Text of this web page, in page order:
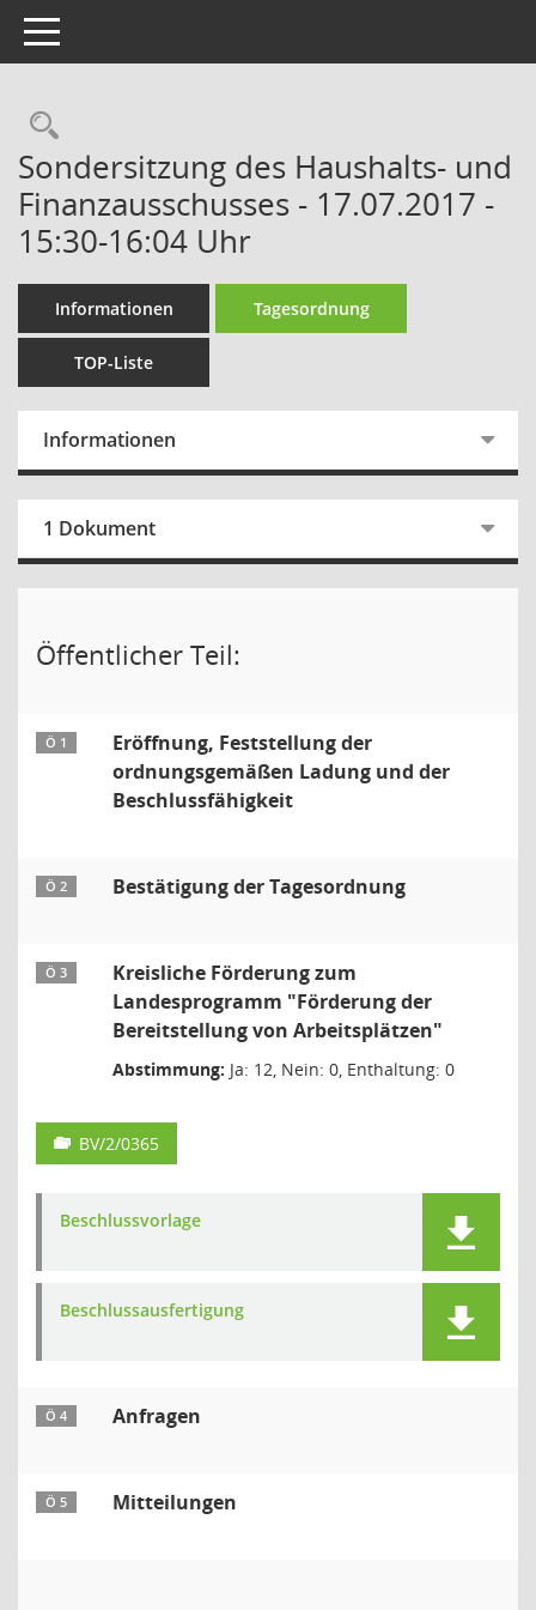
Toggle navigation
Rechercheauswahl
Sondersitzung des Haushalts- und
Finanzausschusses - 17.07.2017 -
15:30-16:04 Uhr
Informationen Tagesordnung
TOP-Liste
Informationen
1 Dokument
Öffentlicher Teil:
Ö 1
Eröffnung, Feststellung der
ordnungsgemäßen Ladung und der
Beschlussfähigkeit
Ö 2 Bestätigung der Tagesordnung
Ö 3
Kreisliche Förderung zum
Landesprogramm "Förderung der
Bereitstellung von Arbeitsplätzen"
Abstimmung: Ja: 12, Nein: 0, Enthaltung: 0
BV/2/0365
Beschlussvorlage
Beschlussausfertigung
Ö 4 Anfragen
Ö 5 Mitteilungen